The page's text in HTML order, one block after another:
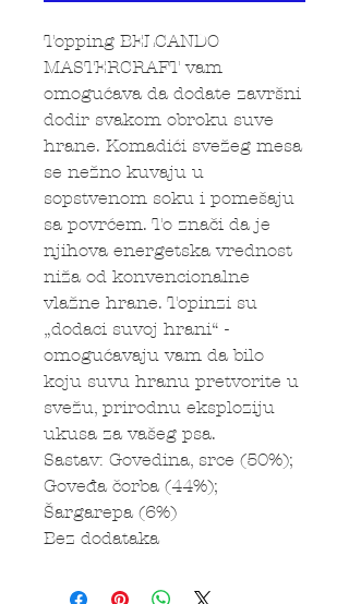
Topping BELCANDO
MASTERCRAFT vam
omogućava da dodate završni
dodir svakom obroku suve
hrane. Komadići svežeg mesa
se nežno kuvaju u
sopstvenom soku i pomešaju
sa povrćem. To znači da je
njihova energetska vrednost
niža od konvencionalne
vlažne hrane. Topinzi su
„dodaci suvoj hrani“ -
omogućavaju vam da bilo
koju suvu hranu pretvorite u
svežu, prirodnu eksploziju
ukusa za vašeg psa.
Sastav: Govedina, srce (50%);
Goveđa čorba (44%);
Šargarepa (6%)
Bez dodataka